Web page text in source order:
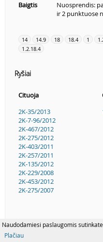
Naudodamiesi paslaugomis
Plačiau
Baigtis
Nuosprendis:
ir 2 punktuose
14 14.9 18 18.4 1
1.2.18.4
Ryšiai
Cituoja
2K-35/2013
2K-7-96/2012
2K-467/2012
2K-275/2012
2K-403/2011
2K-257/2011
2K-135/2012
2K-229/2008
2K-453/2012
2K-275/2007